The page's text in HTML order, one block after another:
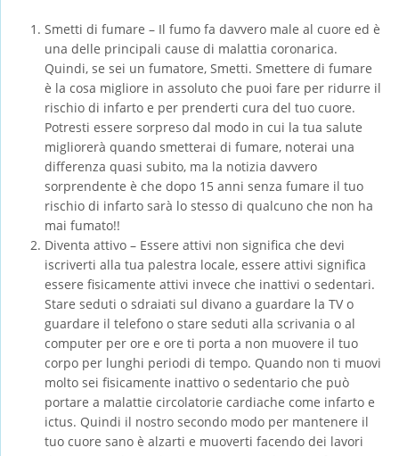
Smetti di fumare – Il fumo fa davvero male al cuore ed è
una delle principali cause di malattia coronarica.
Quindi, se sei un fumatore, Smetti. Smettere di fumare
è la cosa migliore in assoluto che puoi fare per ridurre il
rischio di infarto e per prenderti cura del tuo cuore.
Potresti essere sorpreso dal modo in cui la tua salute
migliorerà quando smetterai di fumare, noterai una
differenza quasi subito, ma la notizia davvero
sorprendente è che dopo 15 anni senza fumare il tuo
rischio di infarto sarà lo stesso di qualcuno che non ha
mai fumato!!
Diventa attivo – Essere attivi non significa che devi
iscriverti alla tua palestra locale, essere attivi significa
essere fisicamente attivi invece che inattivi o sedentari.
Stare seduti o sdraiati sul divano a guardare la TV o
guardare il telefono o stare seduti alla scrivania o al
computer per ore e ore ti porta a non muovere il tuo
corpo per lunghi periodi di tempo. Quando non ti muovi
molto sei fisicamente inattivo o sedentario che può
portare a malattie circolatorie cardiache come infarto e
ictus. Quindi il nostro secondo modo per mantenere il
tuo cuore sano è alzarti e muoverti facendo dei lavori